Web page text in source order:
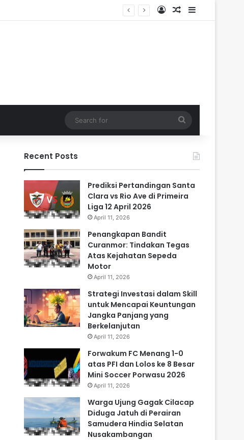
Log InRandom Article
Sidebar
for
Recent Posts
Prediksi Pertandingan Santa
Clara vs Rio Ave di Primeira
Liga 12 April 2026
April 11, 2026
Penangkapan Bandit
Curanmor: Tindakan Tegas
Atas Kejahatan Sepeda
Motor
April 11, 2026
Strategi Investasi dalam Skill
untuk Mencapai Keuntungan
Jangka Panjang yang
Berkelanjutan
April 11, 2026
Forwakum FC Menang 1-0
atas PFI dan Lolos ke 8 Besar
Mini Soccer Porwasu 2026
April 11, 2026
Warga Ujung Gagak Cilacap
Diduga Jatuh di Perairan
Samudera Hindia Selatan
Nusakambangan